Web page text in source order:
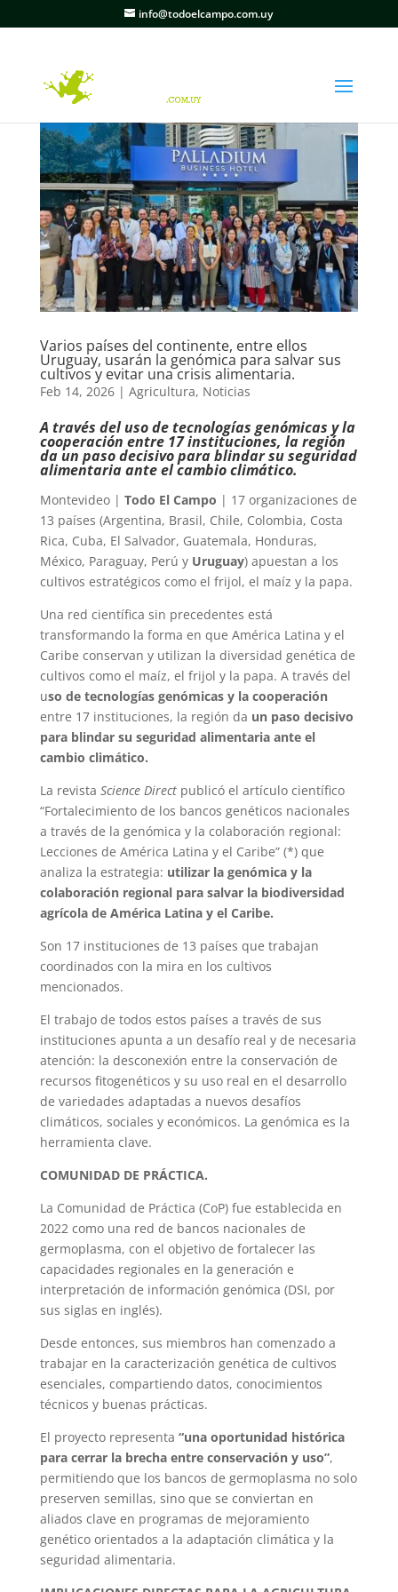
info@todoelcampo.com.uy
Varios países del continente, entre ellos
Uruguay, usarán la genómica para salvar sus
cultivos y evitar una crisis alimentaria.
Feb 14, 2026| Agricultura, Noticias
A través del uso de tecnologías genómicas y la
cooperación entre 17 instituciones, la región
da un paso decisivo para blindar su seguridad
alimentaria ante el cambio climático.
Montevideo | Todo El Campo | 17 organizaciones de
13 países (Argentina, Brasil, Chile, Colombia, Costa
Rica, Cuba, El Salvador, Guatemala, Honduras,
México, Paraguay, Perú y Uruguay) apuestan a los
cultivos estratégicos como el frijol, el maíz y la papa.
Una red científica sin precedentes está
transformando la forma en que América Latina y el
Caribe conservan y utilizan la diversidad genética de
cultivos como el maíz, el frijol y la papa. A través del
uso de tecnologías genómicas y la cooperación
entre 17 instituciones, la región da un paso decisivo
para blindar su seguridad alimentaria ante el
cambio climático.
La revista Science Directpublicó el artículo científico
“Fortalecimiento de los bancos genéticos nacionales
a través de la genómica y la colaboración regional:
Lecciones de América Latina y el Caribe” (*) que
analiza la estrategia: utilizar la genómica y la
colaboración regional para salvar la biodiversidad
agrícola de América Latina y el Caribe.
Son 17 instituciones de 13 países que trabajan
coordinados con la mira en los cultivos
mencionados.
El trabajo de todos estos países a través de sus
instituciones apunta a un desafío real y de necesaria
atención: la desconexión entre la conservación de
recursos fitogenéticos y su uso real en el desarrollo
de variedades adaptadas a nuevos desafíos
climáticos, sociales y económicos. La genómica es la
herramienta clave.
COMUNIDAD DE PRÁCTICA.
La Comunidad de Práctica (CoP) fue establecida en
2022 como una red de bancos nacionales de
germoplasma, con el objetivo de fortalecer las
capacidades regionales en la generación e
interpretación de información genómica (DSI, por
sus siglas en inglés).
Desde entonces, sus miembros han comenzado a
trabajar en la caracterización genética de cultivos
esenciales, compartiendo datos, conocimientos
técnicos y buenas prácticas.
El proyecto representa “una oportunidad histórica
para cerrar la brecha entre conservación y uso”,
permitiendo que los bancos de germoplasma no solo
preserven semillas, sino que se conviertan en
aliados clave en programas de mejoramiento
genético orientados a la adaptación climática y la
seguridad alimentaria.